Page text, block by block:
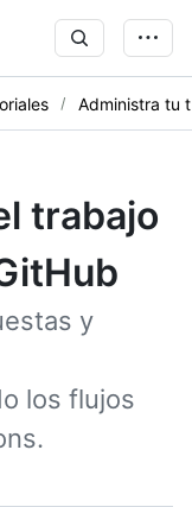
Administra tu
trabajo
y
los flujos